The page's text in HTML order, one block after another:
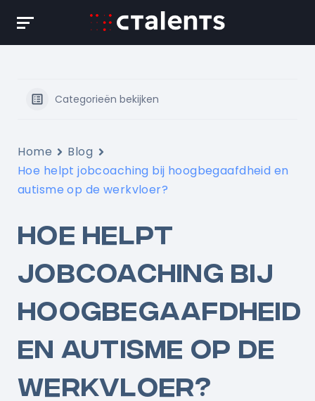
content
Categorieën bekijken
Home
Blog
Hoe helpt jobcoaching bij hoogbegaafdheid en
autisme op de werkvloer?
HOE HELPT
JOBCOACHING BIJ
HOOGBEGAAFDHEID
EN AUTISME OP DE
WERKVLOER?